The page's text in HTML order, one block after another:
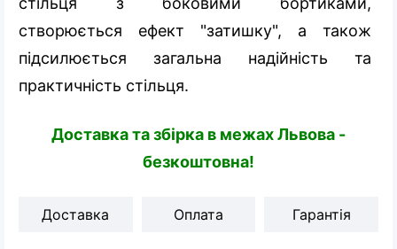
створюється ефект "затишку", а також
підсилюється загальна надійність та
практичність стільця.
Доставка та збірка в межах Львова -
безкоштовна!
Доставка Оплата Гарантія